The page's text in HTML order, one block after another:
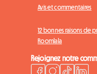
Avis et commentaires
12 bonnes raisons de
Roomlala
Rejoignez notre